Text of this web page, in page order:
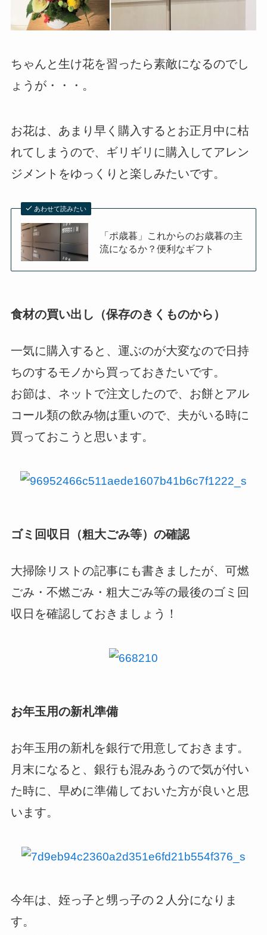
ちゃんと生け花を習ったら素敵になるのでし
ょうが・・・。
お花は、あまり早く購入するとお正月中に枯
れてしまうので、ギリギリに購入してアレン
ジメントをゆっくりと楽しみたいです。
あわせて読みたい
「ポ歳暮」これからのお歳暮の主
流になるか？便利なギフト
食材の買い出し（保存のきくものから）
一気に購入すると、運ぶのが大変なので日持
ちのするモノから買っておきたいです。
お節は、ネットで注文したので、お餅とアル
コール類の飲み物は重いので、夫がいる時に
買っておこうと思います。
ゴミ回収日（粗大ごみ等）の確認
大掃除リストの記事にも書きましたが、可燃
ごみ・不燃ごみ・粗大ごみ等の最後のゴミ回
収日を確認しておきましょう！
お年玉用の新札準備
お年玉用の新札を銀行で用意しておきます。
月末になると、銀行も混みあうので気が付い
た時に、早めに準備しておいた方が良いと思
います。
今年は、姪っ子と甥っ子の２人分になりま
す。